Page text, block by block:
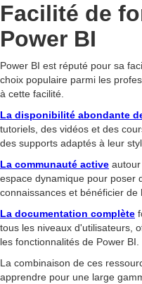
Facilité de
Power BI
Power BI est réputé pour sa
choix populaire parmi les
à cette facilité.
La disponibilité abondante
tutoriels, des vidéos et des
des supports adaptés à leur
La communauté active
espace dynamique pour poser
connaissances et bénéficier de
La documentation complète
tous les niveaux d'utilisateurs,
les fonctionnalités de Power BI.
La combinaison de ces
apprendre pour une large